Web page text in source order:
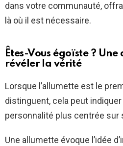
dans votre communauté,
là où il est nécessaire.
Êtes-Vous égoïste ?
révéler la vérité
Lorsque l’allumette est le
distinguent, cela peut
personnalité plus centrée sur
Une allumette évoque l’idée